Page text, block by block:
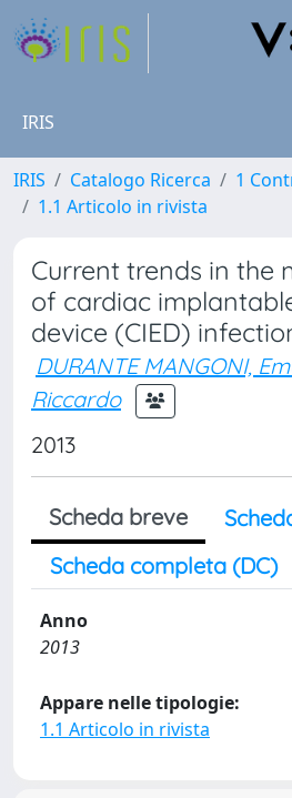
IRIS
IRIS Catalogo Ricerca
1
1.1 Articolo in rivista
Current trends in the
of cardiac
device (CIED)
DURANTE MANGONI,
Riccardo
2013
Scheda breve
Scheda completa (DC)
Anno
2013
Appare nelle tipologie:
1.1 Articolo in rivista